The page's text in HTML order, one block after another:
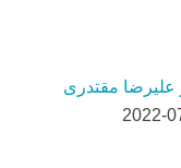
علیرضا مقتدری
2022-